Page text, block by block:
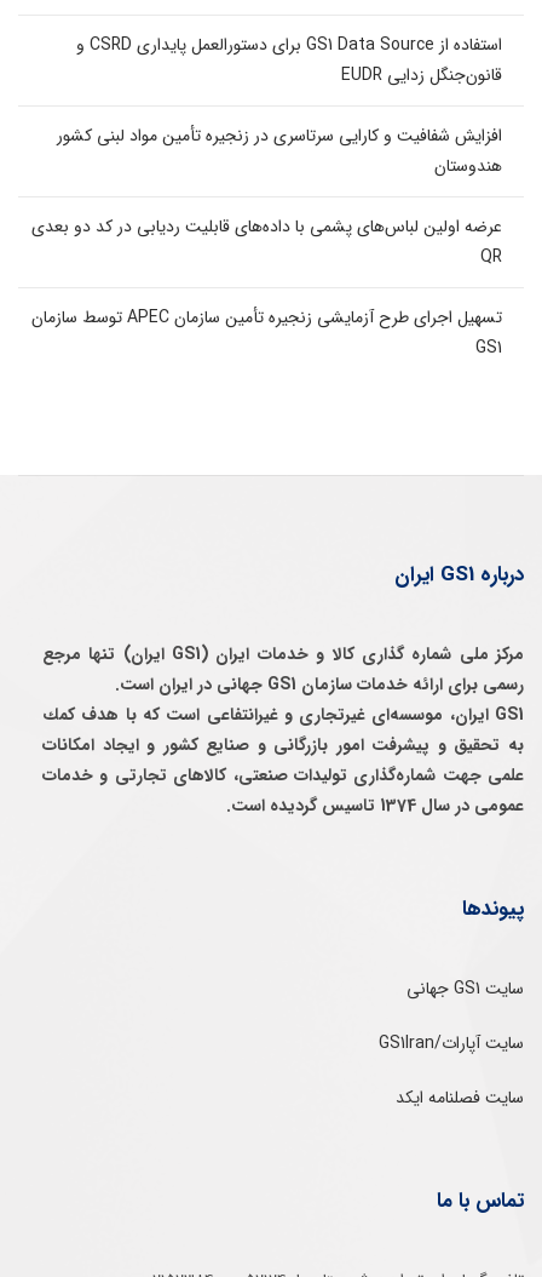
استفاده از GS1 Data Source برای دستورالعمل پایداری CSRD و
قانون‌جنگل زدایی EUDR
افزایش شفافیت و کارایی سرتاسری در زنجیره تأمین مواد لبنی کشور
هندوستان
عرضه اولین لباس‌های پشمی با داده‌های قابلیت ردیابی در کد دو بعدی
QR
تسهیل اجرای طرح آزمایشی زنجیره تأمین سازمان APEC توسط سازمان
GS1
درباره GS1 ایران
مرکز ملی شماره گذاری کالا و خدمات ایران (GS1 ایران) تنها مرجع
رسمی برای ارائه خدمات سازمان GS1 جهانی در ایران است.
GS1 ایران، موسسه‌ای غيرتجاری و غيرانتفاعی است كه با هدف كمك
به تحقيق و پيشرفت امور بازرگانی و صنايع كشور و ايجاد امكانات
علمی جهت شماره‌گذاری توليدات صنعتی، كالاهای تجارتی و خدمات
عمومی در سال 1374 تاسيس گرديده است.
پیوندها
سایت GS1 جهانی
سایت آپارات/GS1Iran
سایت فصلنامه ایکد
تماس با ما